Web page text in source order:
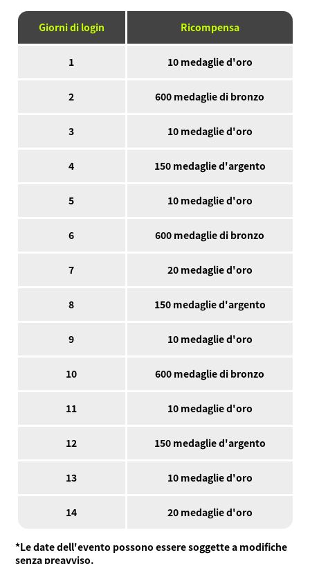
Giorni di login Ricompensa
1 10 medaglie d'oro
2 600 medaglie di bronzo
3 10 medaglie d'oro
4 150 medaglie d'argento
5 10 medaglie d'oro
6 600 medaglie di bronzo
7 20 medaglie d'oro
8 150 medaglie d'argento
9 10 medaglie d'oro
10 600 medaglie di bronzo
11 10 medaglie d'oro
12 150 medaglie d'argento
13 10 medaglie d'oro
14 20 medaglie d'oro
*Le date dell'evento possono essere soggette a modifiche
senza preavviso.